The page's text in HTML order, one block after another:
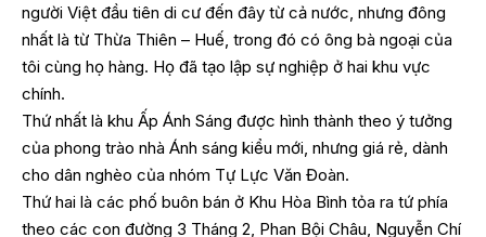
người Việt đầu tiên di cư đến đây từ cả nước, nhưng đông
nhất là từ Thừa Thiên – Huế, trong đó có ông bà ngoại của
tôi cùng họ hàng. Họ đã tạo lập sự nghiệp ở hai khu vực
chính.
Thứ nhất là khu Ấp Ánh Sáng được hình thành theo ý tưởng
của phong trào nhà Ánh sáng kiểu mới, nhưng giá rẻ, dành
cho dân nghèo của nhóm Tự Lực Văn Đoàn.
Thứ hai là các phố buôn bán ở Khu Hòa Bình tỏa ra tứ phía
theo các con đường 3 Tháng 2, Phan Bội Châu, Nguyễn Chí